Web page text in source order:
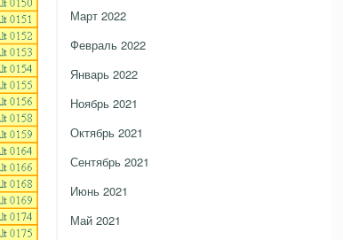
Март 2022
Февраль 2022
Январь 2022
Ноябрь 2021
Октябрь 2021
Сентябрь 2021
Июнь 2021
Май 2021